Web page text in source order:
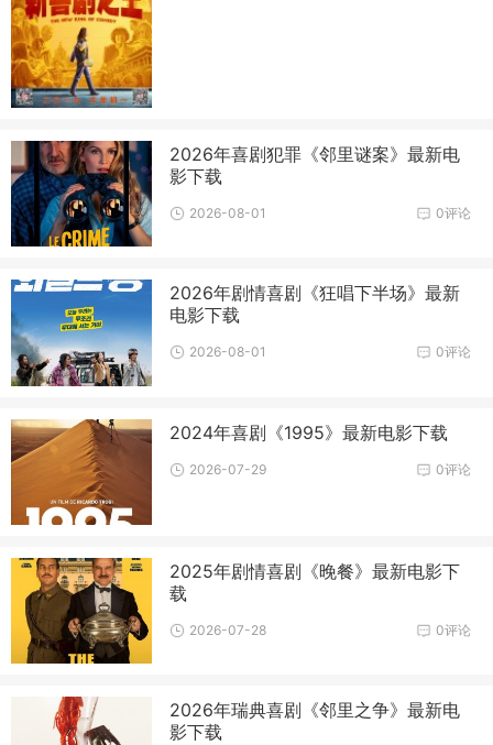
2026年喜剧犯罪《邻里谜案》最新电
影下载
0评论
2026-08-01
2026年剧情喜剧《狂唱下半场》最新
电影下载
0评论
2026-08-01
2024年喜剧《1995》最新电影下载
0评论
2026-07-29
2025年剧情喜剧《晚餐》最新电影下
载
0评论
2026-07-28
2026年瑞典喜剧《邻里之争》最新电
影下载